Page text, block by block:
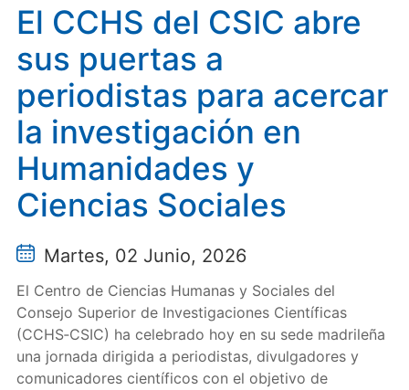
para acercar la investigación en Humanidades y
Ciencias Sociales
El CCHS del CSIC abre
sus puertas a
periodistas para acercar
la investigación en
Humanidades y
Ciencias Sociales
Martes, 02 Junio, 2026
El Centro de Ciencias Humanas y Sociales del
Consejo Superior de Investigaciones Científicas
(CCHS‑CSIC) ha celebrado hoy en su sede madrileña
una jornada dirigida a periodistas, divulgadores y
comunicadores científicos con el objetivo de